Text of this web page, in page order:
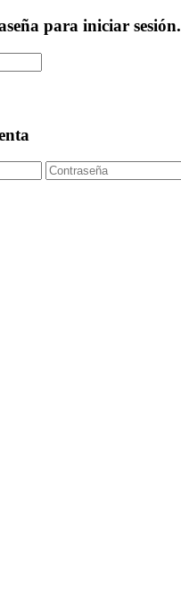
para iniciar sesión.